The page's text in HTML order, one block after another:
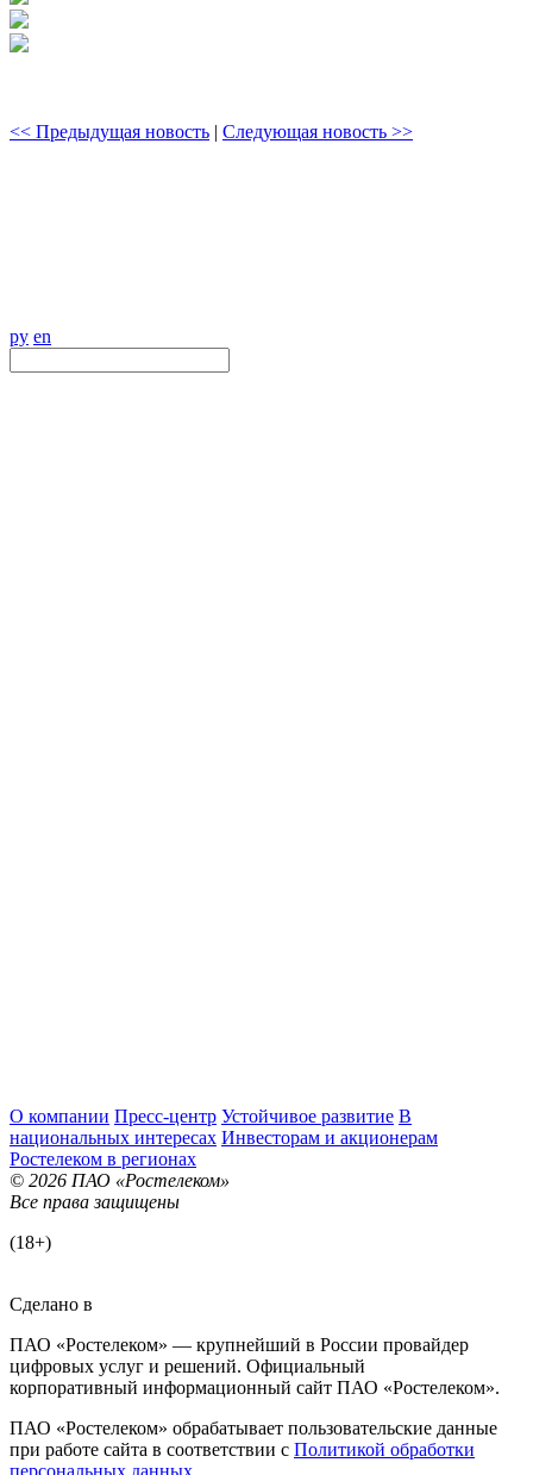
<< Предыдущая новость | Следующая новость >>
ру en
О компании Пресс-центр Устойчивое развитие В
национальных интересах Инвесторам и акционерам
Ростелеком в регионах
© 2026 ПАО «Ростелеком»
Все права защищены
(18+)
Сделано в
ПАО «Ростелеком» — крупнейший в России провайдер
цифровых услуг и решений. Официальный
корпоративный информационный сайт ПАО «Ростелеком».
ПАО «Ростелеком» обрабатывает пользовательские данные
при работе сайта в соответствии с Политикой обработки
персональных данных